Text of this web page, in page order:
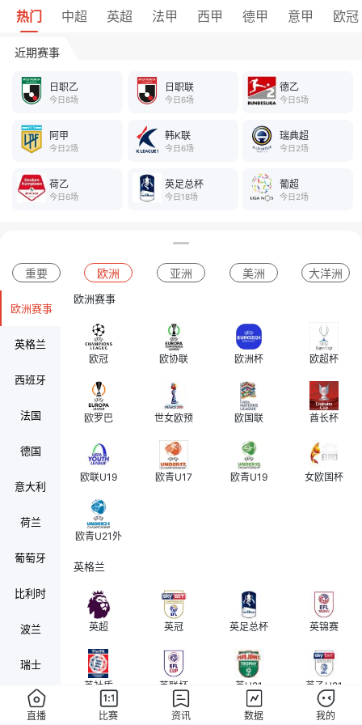
热门 中超 英超 法甲 西甲 德甲 意甲 欧冠
近期赛事
日职乙
今日8场
日职联
今日6场
德乙
今日5场
阿甲
今日2场
韩K联
今日6场
瑞典超
今日2场
荷乙
今日6场
英足总杯
今日18场
葡超
今日2场
重要 欧洲 亚洲 美洲 大洋洲
欧洲赛事
英格兰
西班牙
法国
德国
意大利
荷兰
葡萄牙
比利时
波兰
瑞士
奥地利
欧洲赛事
欧冠 欧协联 欧洲杯 欧超杯
欧罗巴 世女欧预 欧国联 酋长杯
欧联U19 欧青U17 欧青U19 女欧国杯
欧青U21外
英格兰
英超 英冠 英足总杯 英锦赛
英社盾 英联杯 英U21 英乙U21
直播 比赛 资讯 数据 我的